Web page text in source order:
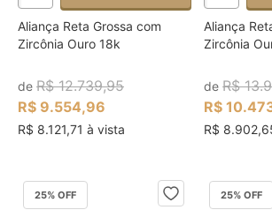
Aliança Reta Grossa com
Zircônia Ouro 18k
de R$ 12.739,95
R$ 9.554,96
R$ 8.121,71 à vista
Aliança
Zircônia
deR$
R$
R$
25% OFF 25% OFF